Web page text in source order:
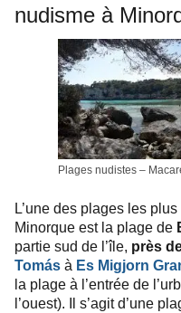
nudisme à
Plages nudistes –
L’une des plages les
Minorque est la plage de
partie sud de l’île, près
Tomás à Es Migjorn
la plage à l’entrée de
l’ouest). Il s’agit d’une